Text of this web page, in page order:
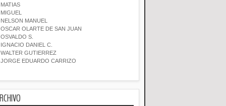
MATIAS
MIGUEL
NELSON MANUEL
OSCAR OLARTE DE SAN JUAN
OSVALDO S.
IGNACIO DANIEL C.
WALTER GUTIERREZ
JORGE EDUARDO CARRIZO